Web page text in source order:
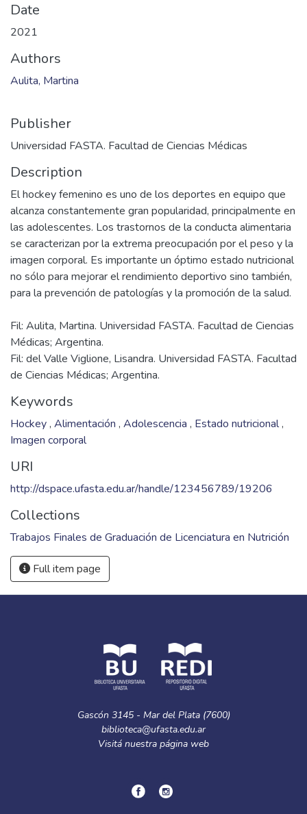
Date
2021
Authors
Aulita, Martina
Publisher
Universidad FASTA. Facultad de Ciencias Médicas
Description
El hockey femenino es uno de los deportes en equipo que
alcanza constantemente gran popularidad, principalmente en
las adolescentes. Los trastornos de la conducta alimentaria
se caracterizan por la extrema preocupación por el peso y la
imagen corporal. Es importante un óptimo estado nutricional
no sólo para mejorar el rendimiento deportivo sino también,
Fil: Aulita, Martina. Universidad FASTA. Facultad de Ciencias
Médicas; Argentina.
Fil: del Valle Viglione, Lisandra. Universidad FASTA. Facultad
de Ciencias Médicas; Argentina.
Keywords
Hockey, Alimentación , Adolescencia , Estado nutricional,
Imagen corporal
URI
http://dspace.ufasta.edu.ar/handle/123456789/19206
Collections
Trabajos Finales de Graduación de Licenciatura en Nutrición
Full item page
Gascón 3145 - Mar del Plata (7600)
biblioteca@ufasta.edu.ar
Visitá nuestra página web